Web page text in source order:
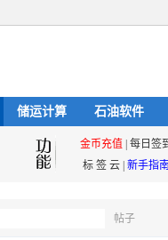
储运计算 石油软件
金币充值 每日签
标 签 云 新手指南
帖子